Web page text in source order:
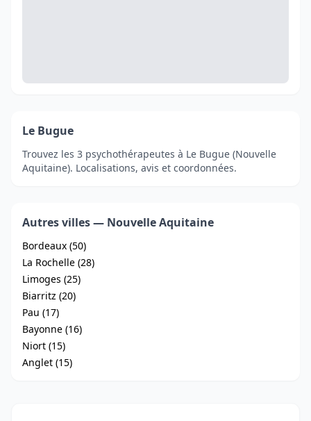
Le Bugue
Trouvez les 3 psychothérapeutes à Le Bugue (Nouvelle
Aquitaine). Localisations, avis et coordonnées.
Autres villes — Nouvelle Aquitaine
Bordeaux (50)
La Rochelle (28)
Limoges (25)
Biarritz (20)
Pau (17)
Bayonne (16)
Niort (15)
Anglet (15)